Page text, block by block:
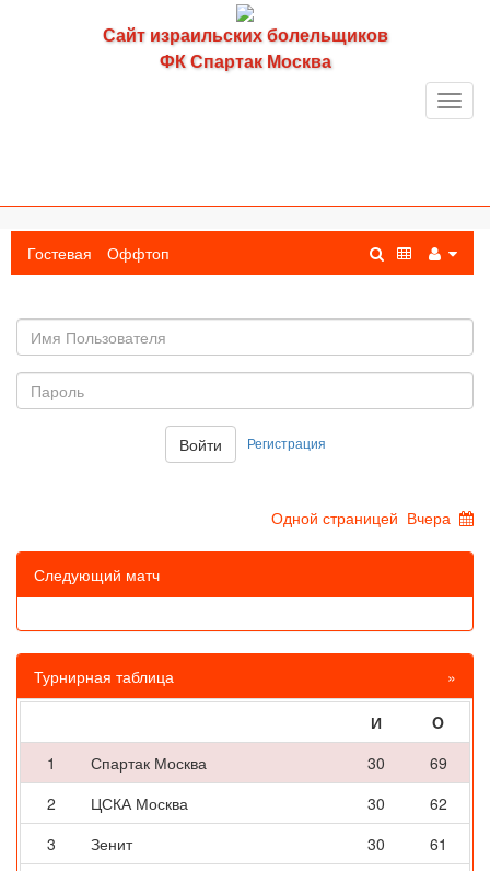
Сайт израильских болельщиков
ФК Спартак Москва
Гостевая Оффтоп
пользователя
Войти Регистрация
Одной страницей Вчера
Следующий матч
Турнирная таблица »
И
O
1
Спартак Москва 30
69
2
ЦСКА Москва 30
62
3
Зенит 30
61